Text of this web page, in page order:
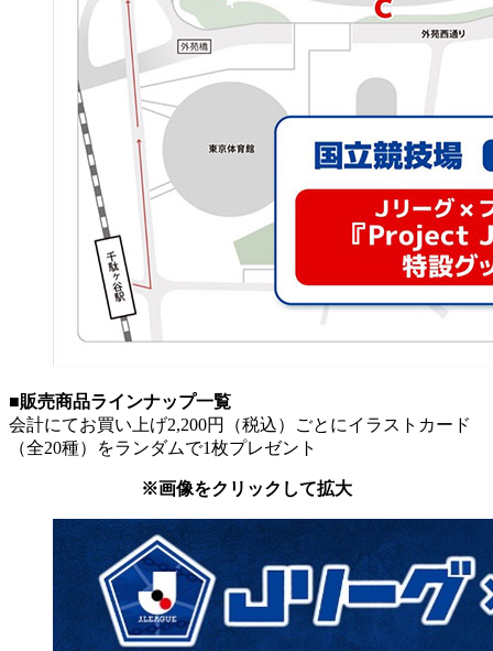
■販売商品ラインナップ一覧
会計にてお買い上げ2,200円（税込）ごとにイラストカード
（全20種）をランダムで1枚プレゼント
※画像をクリックして拡大